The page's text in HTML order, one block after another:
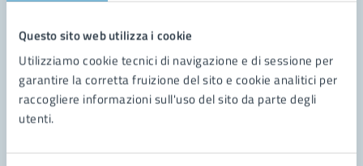
Questo sito web utilizza i cookie
Utilizziamo cookie tecnici di navigazione e di sessione per
garantire la corretta fruizione del sito e cookie analitici per
raccogliere informazioni sull'uso del sito da parte degli
utenti.
Problemi in città
Segnala disservizio